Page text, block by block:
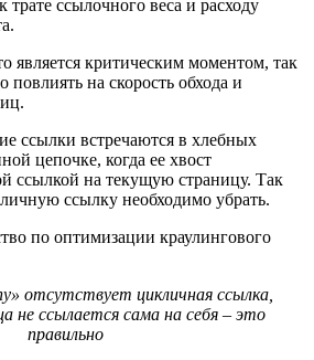
трате ссылочного веса и расходу
является критическим моментом, так
на скорость обхода и
ссылки встречаются в хлебных
цепочке, когда ее хвост
ссылкой на текущую страницу. Так
ссылку необходимо убрать.
отсутствует цикличная ссылка,
не ссылается сама на себя – это
правильно